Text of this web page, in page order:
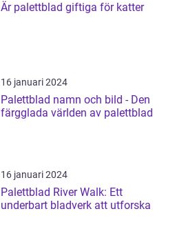
Är palettblad giftiga för katter
16 januari 2024
Palettblad namn och bild - Den
färgglada världen av palettblad
16 januari 2024
Palettblad River Walk: Ett
underbart bladverk att utforska